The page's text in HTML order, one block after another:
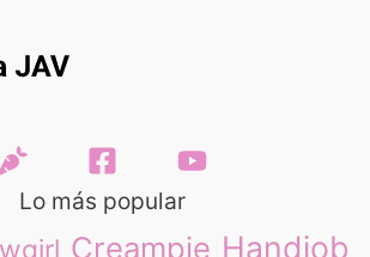
Lo más popular
Creampie Handjob